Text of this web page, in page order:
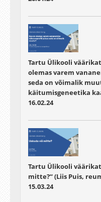
Tartu Ülikooli
olemas varem
seda on võimalik
käitumisgeneetika
16.02.24
Tartu Ülikooli
mitte?“ (Liis Puis,
15.03.24